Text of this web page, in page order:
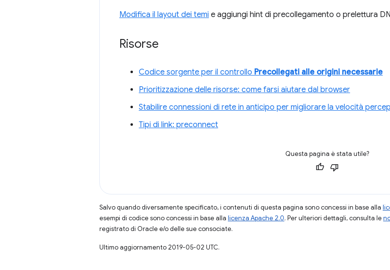
Modifica il layout dei temi e aggiungi hint di precollegamento o prelettura
Risorse
Codice sorgente per il controllo Precollegati alle origini necessarie
Prioritizzazione delle risorse: come farsi aiutare dal browser
Stabilire connessioni di rete in anticipo per migliorare la velocità
Tipi di link: preconnect
Questa pagina è stata utile?
Salvo quando diversamente specificato, i contenuti di questa pagina sono concessi in base alla
esempi di codice sono concessi in base alla licenza Apache 2.0. Per ulteriori dettagli, consulta le
registrato di Oracle e/o delle sue consociate.
Ultimo aggiornamento 2019-05-02 UTC.